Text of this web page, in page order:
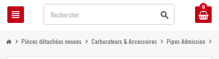
view_headline search
0
chevron_right Pièces détachées neuves chevron_right Carburateurs & Accessoires chevron_right Pipes Admission chevron_right